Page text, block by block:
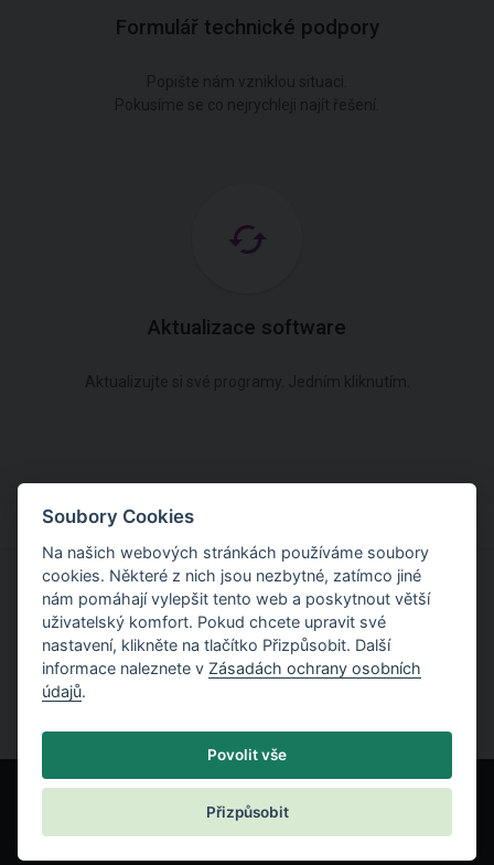
Formulář technické podpory
Aktualizace software
Vyzkoušejte si práci s programy TRUSS4
Stáhněte si demoverzi
Soubory Cookies
Na našich webových stránkách používáme soubory
cookies. Některé z nich jsou nezbytné, zatímco jiné
nám pomáhají vylepšit tento web a poskytnout větší
uživatelský komfort. Pokud chcete upravit své
nastavení, klikněte na tlačítko Přizpůsobit. Další
informace naleznete v Zásadách ochrany osobních
údajů.
Povolit vše
Přizpůsobit